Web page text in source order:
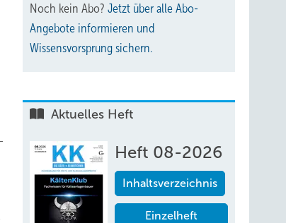
Noch kein Abo? Jetzt über alle Abo-
Angebote informieren und
Wissensvorsprung sichern.
Aktuelles Heft
Heft 08-2026
Inhaltsverzeichnis
Einzelheft